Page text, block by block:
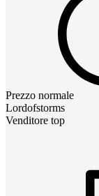
Prezzo normale
Lordofstorms
Venditore top